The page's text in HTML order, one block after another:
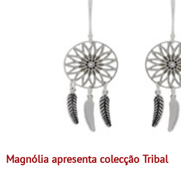
Magnólia apresenta colecção Tribal